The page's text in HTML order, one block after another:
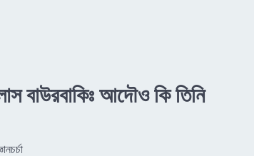
বাউরবাকিঃ আদৌও কি তিনি